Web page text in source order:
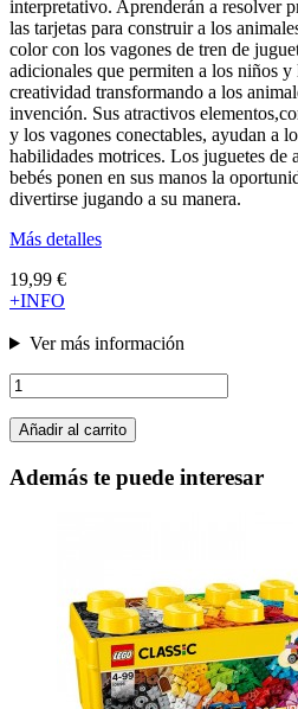
interpretativo. Aprenderán a resolver
las tarjetas para construir a los
color con los vagones de tren de
adicionales que permiten a los niños y
creatividad transformando a los
invención. Sus atractivos
y los vagones conectables, ayudan a
habilidades motrices. Los juguetes
bebés ponen en sus manos la
divertirse jugando a su manera.
Más detalles
19,99 €
+INFO
Ver más información
Añadir al carrito
Además te puede interesar